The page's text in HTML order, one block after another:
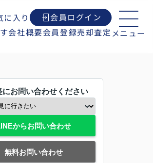
に入り
会員ログイン
会社概要会員登録売却査定 メニュー
にお問い合わせください
からお問い合わせ
無料お問い合わせ